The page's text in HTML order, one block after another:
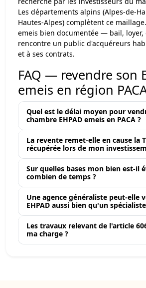
Les départements alpins (Alpes-de-
Hautes-Alpes) complètent ce
emeis bien documentée — bail,
rencontre un public d'acquéreurs
et à ses contrats.
FAQ — revendre son
emeis en région
Quel est le délai moyen pour
chambre EHPAD emeis en PACA ?
La revente remet-elle en cause la
récupérée lors de mon
Sur quelles bases mon bien est-il
combien de temps ?
Une agence généraliste peut-elle
EHPAD aussi bien qu'un
Les travaux relevant de l'article
ma charge ?